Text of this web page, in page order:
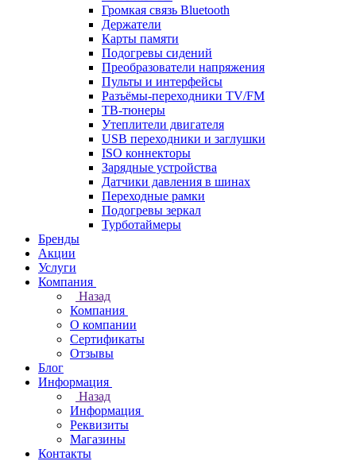
Громкая связь Bluetooth
Держатели
Карты памяти
Подогревы сидений
Преобразователи напряжения
Пульты и интерфейсы
Разъёмы-переходники TV/FM
ТВ-тюнеры
Утеплители двигателя
USB переходники и заглушки
ISO коннекторы
Зарядные устройства
Датчики давления в шинах
Переходные рамки
Подогревы зеркал
Турботаймеры
Бренды
Акции
Услуги
Компания
Назад
Компания
О компании
Сертификаты
Отзывы
Блог
Информация
Назад
Информация
Реквизиты
Магазины
Контакты